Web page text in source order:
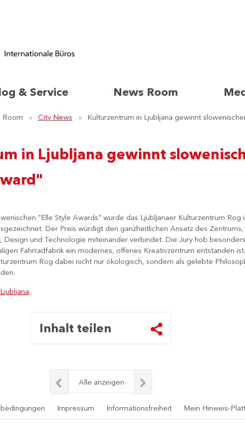
& Service News Room
Room City News Kulturzentrum in Ljubljana gewinnt
in Ljubljana gewinnt
"Elle Style Awards" wurde das Ljubljanaer Kulturzentrum Rog
Der Preis würdigt den ganzheitlichen Ansatz des
Design und Technologie miteinander verbindet. Die Jury hob
Fahrradfabrik ein modernes, offenes Kreativzentrum entstanden ist.
Rog dabei nicht nur ökologisch, sondern als gelebte
Inhalt teilen
Alle anzeigen
Impressum Informationsfreiheit Mein Hinweis-